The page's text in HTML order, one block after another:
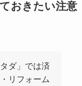
おきたい注意
ダ」では済
リフォーム